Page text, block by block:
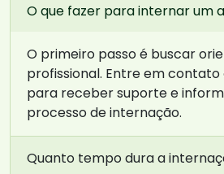
O que fazer para internar um
O primeiro passo é buscar
profissional. Entre em contato
para receber suporte e
processo de internação.
Quanto tempo dura a